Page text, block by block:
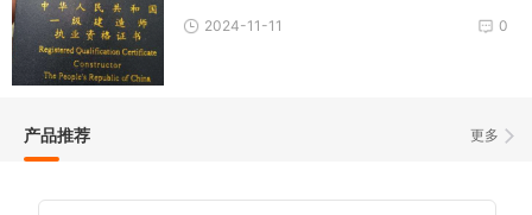
0
2024-11-11
更多
产品推荐